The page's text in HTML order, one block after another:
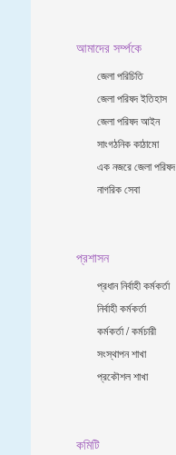
আমাদের সর্ম্পকে
জেলা পরিচিতি
জেলা পরিষদ ইতিহাস
জেলা পরিষদ আইন
সাংগঠনিক কাঠামো
এক নজরে জেলা পরিষদ
নাগরিক সেবা
প্রশাসন
প্রধান নির্বাহী কর্মকর্তা
নির্বাহী কর্মকর্তা
কর্মকর্তা / কর্মচারী
সংস্থাপন শাখা
প্রকৌশল শাখা
কমিটি